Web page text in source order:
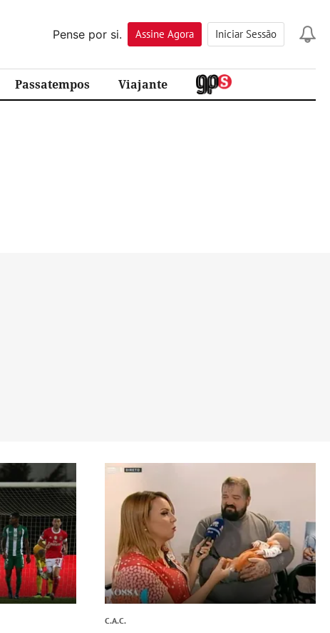
Pense por si.
Assine Agora Iniciar Sessão
Passatempos Viajante
C.A.C.